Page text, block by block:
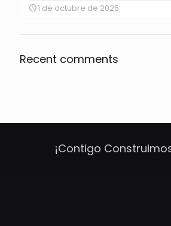
1 de octubre de 2025
Recent comments
¡Contigo